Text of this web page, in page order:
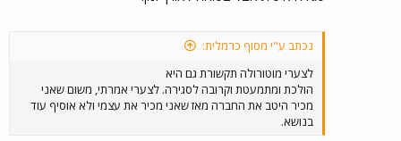
נכתב ע"י מסוף כרמלית:
לצערי מוטורולה תקשורת גם היא
הולכת ומתמעטת וקרובה לסגירה. לצערי אמרתי, משום שאני
מכיר היטב את החברה מאז שאני מכיר את עצמי ולא אוסיף עוד
בנושא.